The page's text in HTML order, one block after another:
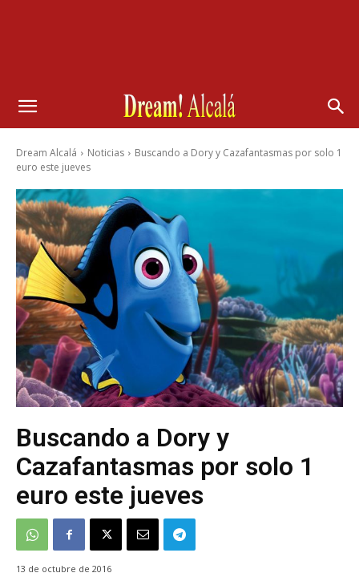
Dream Alcalá Noticias
Buscando a Dory y Cazafantasmas por solo 1
euro este jueves
Buscando a Dory y
Cazafantasmas por solo 1
euro este jueves
13 de octubre de 2016